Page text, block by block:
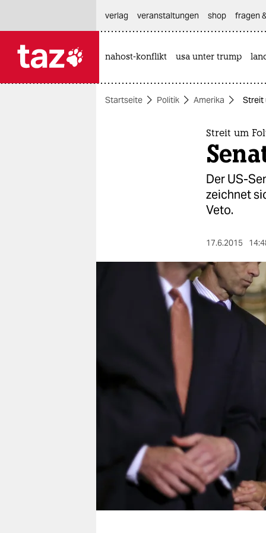
themen
veranstaltungen
fragen & hilfe
unterstützen
genossenschaft
verlag
veranstaltungen shop fragen
nahost-konflikt usa unter trump
Startseite Politik Amerika Streit
Streit um
Der US-
zeichnet
Veto.
17.6.2015